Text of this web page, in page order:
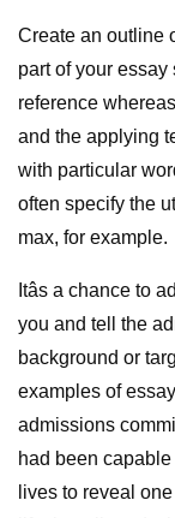
Create an outline
part of your
reference
and the applying
with particular
often specify the
max, for example.
Itâs a chance to
you and tell the
background or
examples of
admissions
had been
lives to reveal